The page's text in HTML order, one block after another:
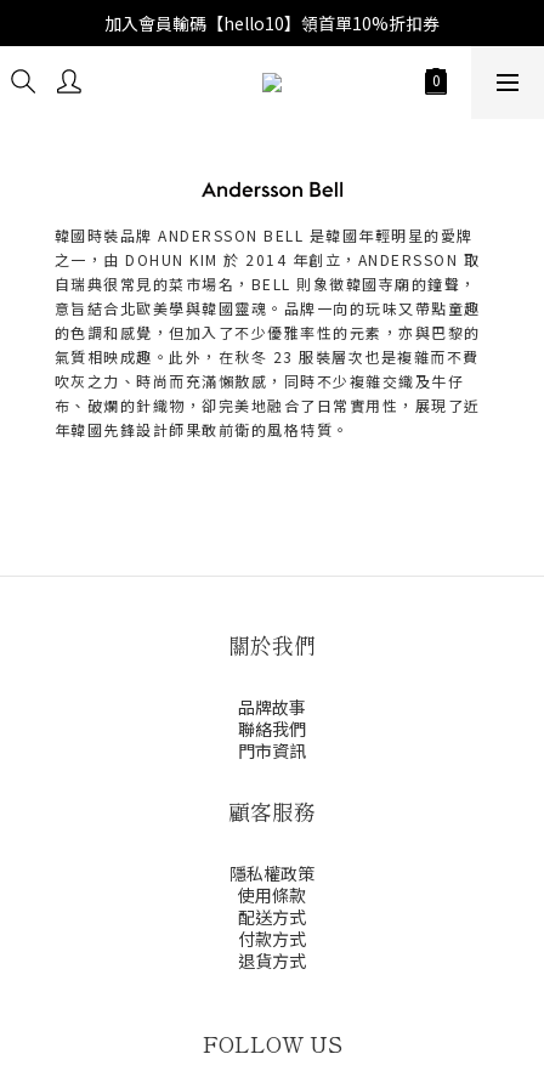
加入會員輸碼【hello10】領首單10%折扣券
韓國時裝品牌 ANDERSSON BELL 是韓國年輕明星的愛牌
之一，由 DOHUN KIM 於 2014 年創立，ANDERSSON 取
自瑞典很常見的菜市場名，BELL 則象徵韓國寺廟的鐘聲，
意旨結合北歐美學與韓國靈魂。品牌一向的玩味又帶點童趣
的色調和感覺，但加入了不少優雅率性的元素，亦與巴黎的
氣質相映成趣。此外，在秋冬 23 服裝層次也是複雜而不費
吹灰之力、時尚而充滿懶散感，同時不少複雜交織及牛仔
布、破爛的針織物，卻完美地融合了日常實用性，展現了近
年韓國先鋒設計師果敢前衛的風格特質。
關於我們
品牌故事
聯絡我們
門市資訊
顧客服務
隱私權政策
使用條款
配送方式
付款方式
退貨方式
FOLLOW US